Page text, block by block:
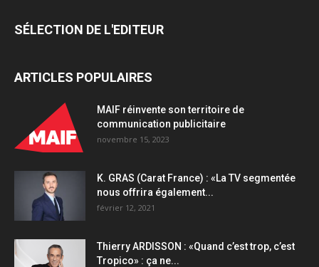
SÉLECTION DE L'EDITEUR
ARTICLES POPULAIRES
MAIF réinvente son territoire de
communication publicitaire
novembre 15, 2023
K. GRAS (Carat France) : «La TV segmentée
nous offrira également...
février 12, 2021
Thierry ARDISSON : «Quand c’est trop, c’est
Tropico» : ça ne...